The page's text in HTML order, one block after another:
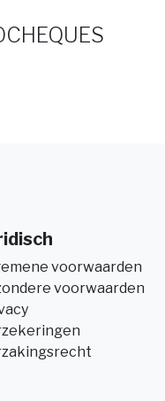
voorwaarden
voorwaarden